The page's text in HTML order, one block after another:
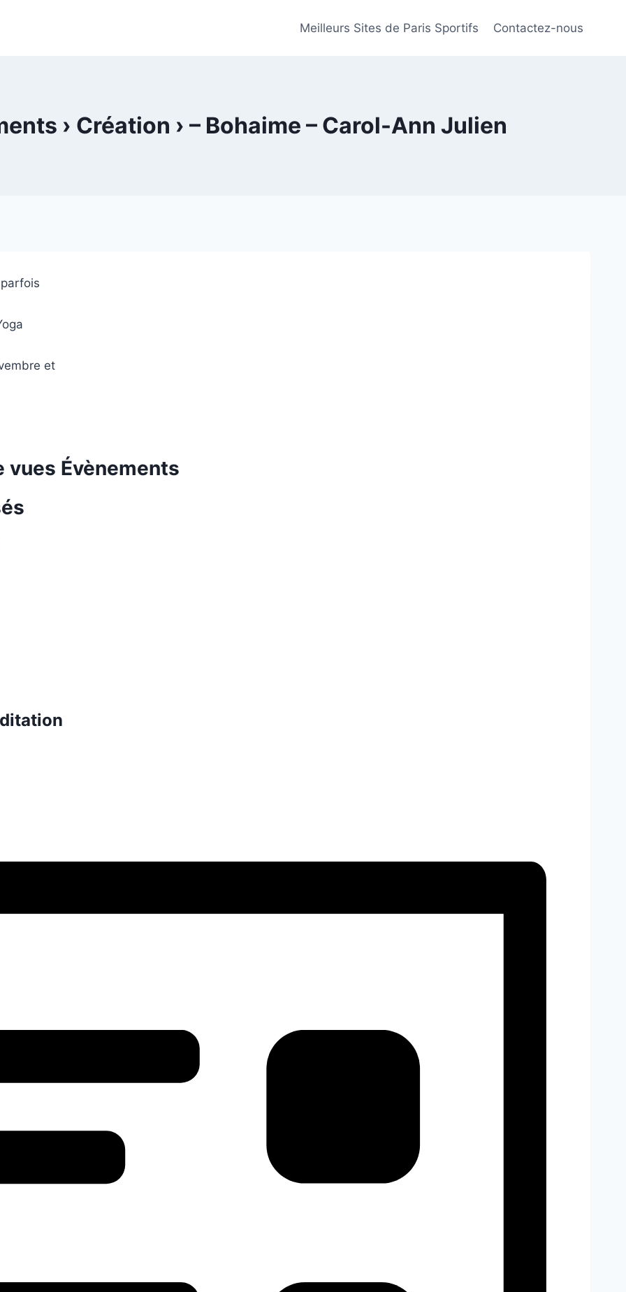
Meilleurs Sites de Paris Sportifs Contactez-nous
› Création › – Bohaime – Carol-Ann Julien
et
vues Évènements